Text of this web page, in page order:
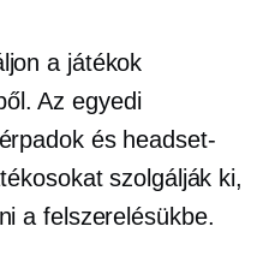
a játékok
Az egyedi
és headset-
szolgálják ki,
a felszerelésükbe.